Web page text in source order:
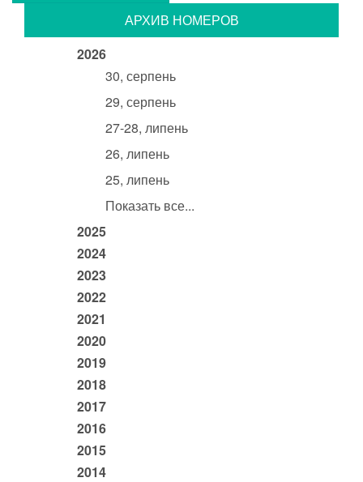
АРХИВ НОМЕРОВ
2026
30, серпень
29, серпень
27-28, липень
26, липень
25, липень
Показать все...
2025
2024
2023
2022
2021
2020
2019
2018
2017
2016
2015
2014